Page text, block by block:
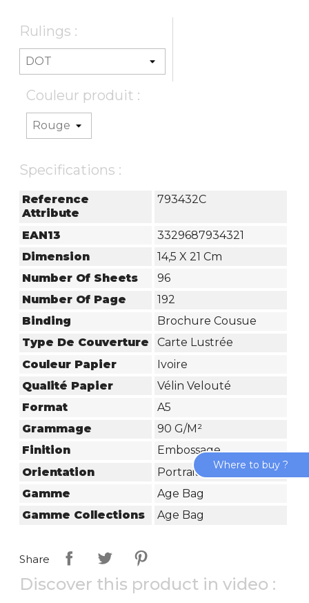
Rulings :
Couleur produit :
Specifications :
Reference
Attribute
793432C
EAN13
3329687934321
Dimension
14,5 X 21 Cm
Number Of Sheets
96
Number Of Page
192
Binding
Brochure Cousue
Type De Couverture
Carte Lustrée
Couleur Papier
Ivoire
Qualité Papier
Vélin Velouté
Format
A5
Grammage
90 G/m²
Finition
Embossage
Orientation
Portrait
Gamme
Age Bag
Gamme Collections
Age Bag
Share
Discover this product in video :
Where to buy ?